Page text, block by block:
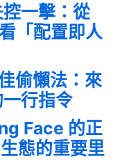
一擊：從
「配置即人
偷懶法：來
行指令
Face 的正
態的重要里